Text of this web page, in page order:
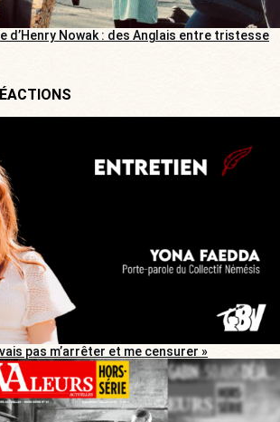
d’Henry Nowak : des Anglais entre tristesse
pas m’arrêter et me censurer »